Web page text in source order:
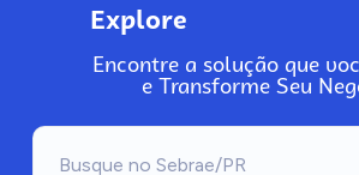
Explore
Encontre a solução que
e Transforme Seu